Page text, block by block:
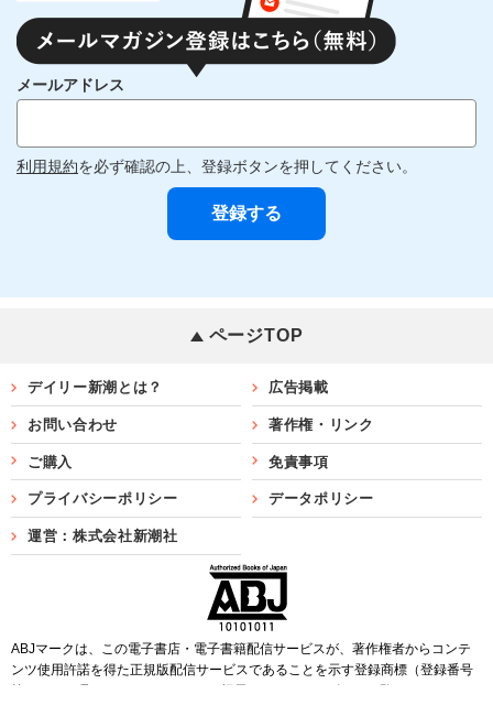
メールアドレス
利用規約を必ず確認の上、登録ボタンを押してください。
ページTOP
デイリー新潮とは？ 広告掲載
お問い合わせ 著作権・リンク
ご購入 免責事項
プライバシーポリシー データポリシー
運営：株式会社新潮社
ABJマークは、この電子書店・電子書籍配信サービスが、著作権者からコンテ
ンツ使用許諾を得た正規版配信サービスであることを示す登録商標（登録番号